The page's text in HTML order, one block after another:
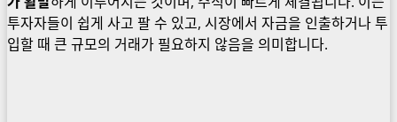
투자자들이 쉽게 사고 팔 수 있고, 시장에서 자금을 인출하거나 투
입할 때 큰 규모의 거래가 필요하지 않음을 의미합니다.